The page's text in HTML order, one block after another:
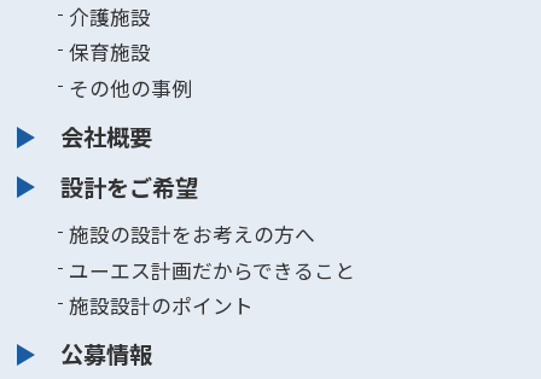
介護施設
保育施設
その他の事例
会社概要
設計をご希望
施設の設計をお考えの方へ
ユーエス計画だからできること
施設設計のポイント
公募情報